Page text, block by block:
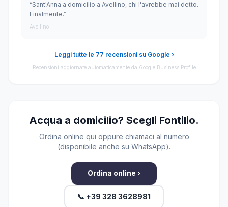
“Sant'Anna a domicilio a Avellino, chi l'avrebbe mai detto.
Finalmente.”
Avellino
Leggi tutte le 77 recensioni su Google ›
Recensioni aggiornate automaticamente da Google Business Profile
Acqua a domicilio? Scegli Fontilio.
Ordina online qui oppure chiamaci al numero
(disponibile anche su WhatsApp).
Ordina online ›
📞 +39 328 3628981